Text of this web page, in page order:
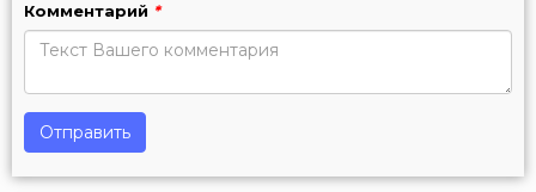
Комментарий *
Отправить